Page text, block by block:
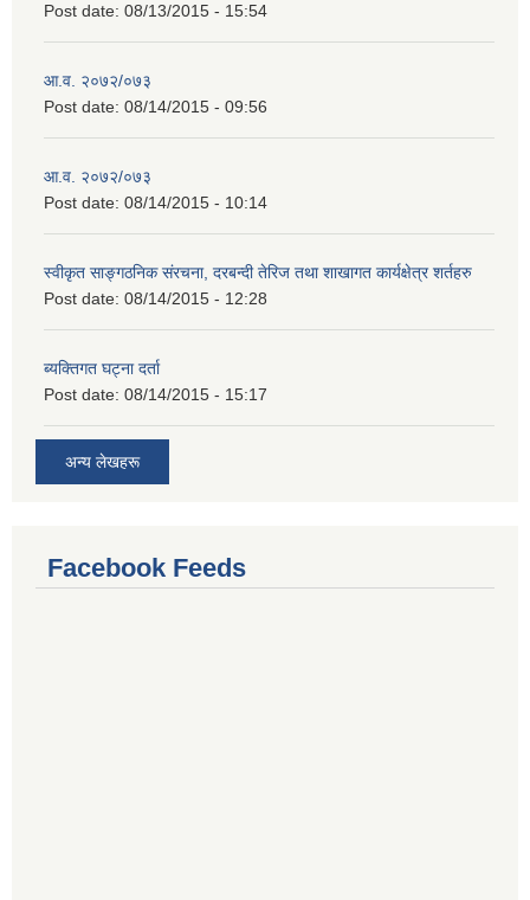
Post date: 08/13/2015 - 15:54
आ.व. २०७२/०७३
Post date: 08/14/2015 - 09:56
आ.व. २०७२/०७३
Post date: 08/14/2015 - 10:14
स्वीकृत साङ्गठनिक संरचना, दरबन्दी तेरिज तथा शाखागत कार्यक्षेत्र शर्तहरु
Post date: 08/14/2015 - 12:28
ब्यक्तिगत घट्ना दर्ता
Post date: 08/14/2015 - 15:17
अन्य लेखहरू
Facebook Feeds